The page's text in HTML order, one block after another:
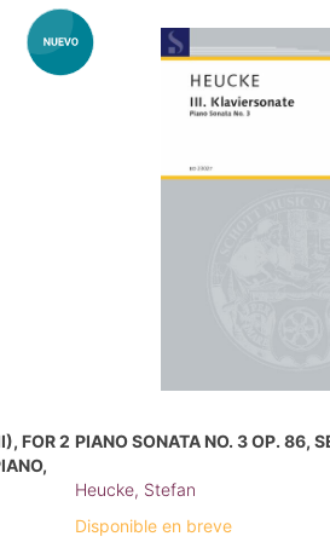
FOR 2 PIANO SONATA NO. 3 OP. 86,
Heucke, Stefan
Disponible en breve